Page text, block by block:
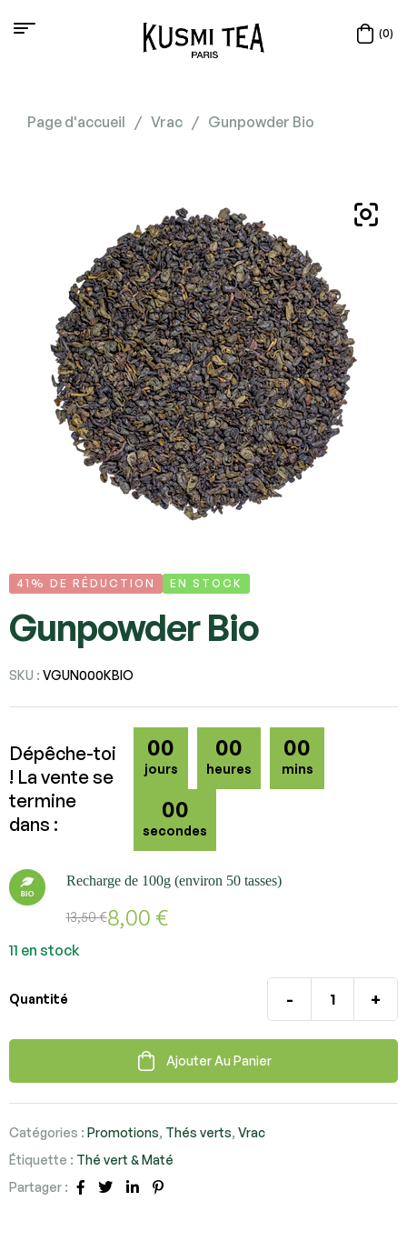
(0)
Page d'accueil / Vrac / Gunpowder Bio
41% DE RÉDUCTION EN STOCK
Gunpowder Bio
SKU : VGUN000KBIO
Dépêche-toi
! La vente se
termine
dans :
00
jours
00
heures
00
mins
00
secondes
Recharge de 100g (environ 50 tasses)
13,50€8,00 €
11 en stock
Quantité - +
Ajouter Au Panier
Catégories : Promotions, Thés verts, Vrac
Étiquette : Thé vert & Maté
Partager :
Facebook
TwitterLinkedin